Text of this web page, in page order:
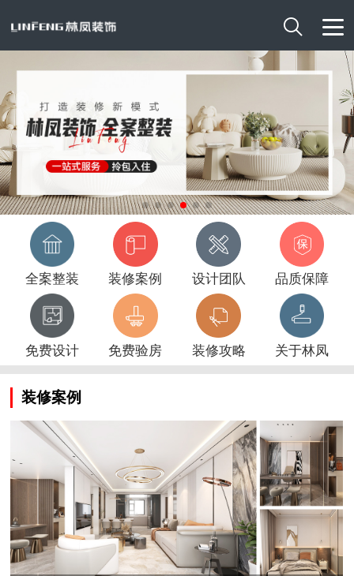

全案整装 装修案例 设计团队 品质保障
免费设计 免费验房 装修攻略 关于林凤
装修案例